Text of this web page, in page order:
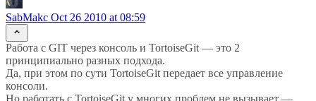
SabMakc Oct 26 2010 at 08:59
Работа с GIT через консоль и TortoiseGit — это 2
принципиально разных подхода.
Да, при этом по сути TortoiseGit передает все управление
консоли.
Но работать с TortoiseGit у многих проблем не вызывает —